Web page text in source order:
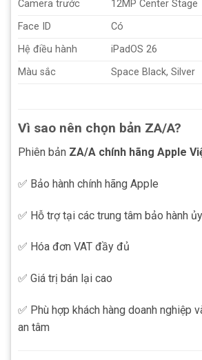
Camera trước
12MP Center Stage
Face ID
Có
Hệ điều hành
iPadOS 26
Màu sắc
Space Black, Silver
Vì sao nên chọn bản ZA/A?
Phiên bản ZA/A chính hãng Apple
✅ Bảo hành chính hãng Apple
✅ Hỗ trợ tại các trung tâm bảo hành
✅ Hóa đơn VAT đầy đủ
✅ Giá trị bán lại cao
✅ Phù hợp khách hàng doanh nghiệp
an tâm